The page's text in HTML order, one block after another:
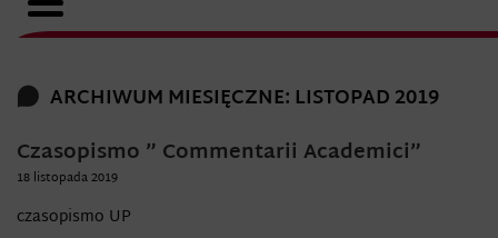
ARCHIWUM MIESIĘCZNE: LISTOPAD 2019
Czasopismo ” Commentarii Academici”
18 listopada 2019
czasopismo UP